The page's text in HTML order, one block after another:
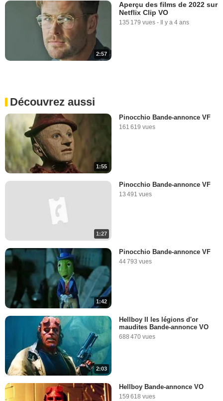
2:57
Aperçu des films de 2022 sur
Netflix Clip VO
135 179 vues - Il y a 4 ans
Découvrez aussi
1:55
Pinocchio Bande-annonce VF
161 619 vues
1:27
Pinocchio Bande-annonce VF
13 491 vues
1:42
Pinocchio Bande-annonce VF
44 793 vues
2:03
Hellboy II les légions d'or
maudites Bande-annonce VO
688 470 vues
Hellboy Bande-annonce VO
159 618 vues